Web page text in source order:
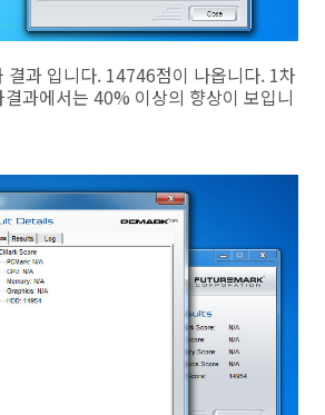
과 입니다. 14746점이 나옵니다. 1차
과에서는 40% 이상의 향상이 보입니